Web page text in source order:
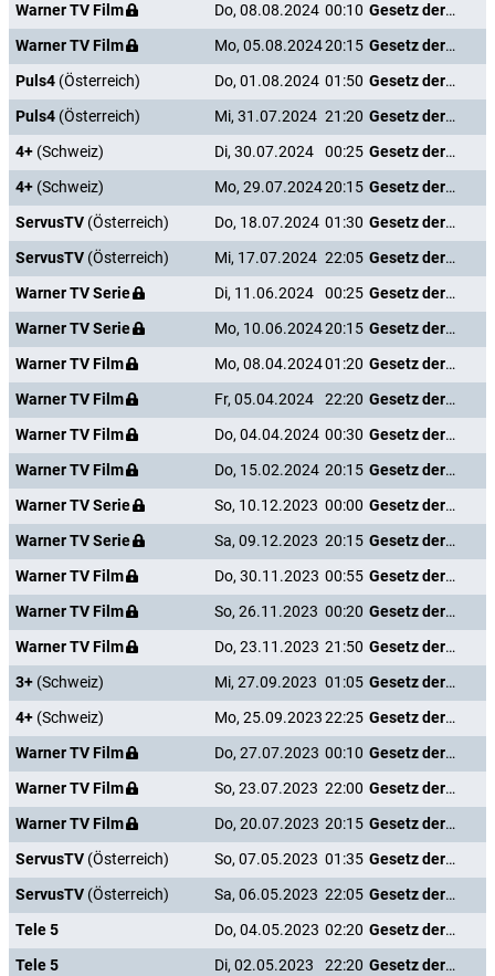
Warner TV Film
Do, 08.08.2024 00:10
Gesetz der Rache
Warner TV Film
Mo, 05.08.202420:15
Gesetz der Rache
Puls4 (Österreich) Do, 01.08.2024 01:50
Gesetz der Rache
Puls4 (Österreich) Mi, 31.07.2024 21:20
Gesetz der Rache
4+ (Schweiz) Di, 30.07.2024 00:25
Gesetz der Rache
4+ (Schweiz) Mo, 29.07.202420:15
Gesetz der Rache
ServusTV (Österreich) Do, 18.07.2024 01:30
Gesetz der Rache
ServusTV (Österreich) Mi, 17.07.2024 22:05
Gesetz der Rache
Warner TV Serie
Di, 11.06.2024 00:25
Gesetz der Rache
Warner TV Serie
Mo, 10.06.202420:15
Gesetz der Rache
Warner TV Film
Mo, 08.04.202401:20
Gesetz der Rache
Warner TV Film
Fr, 05.04.2024 22:20
Gesetz der Rache
Warner TV Film
Do, 04.04.2024 00:30
Gesetz der Rache
Warner TV Film
Do, 15.02.2024 20:15
Gesetz der Rache
Warner TV Serie
So, 10.12.2023 00:00
Gesetz der Rache
Warner TV Serie
Sa, 09.12.2023 20:15
Gesetz der Rache
Warner TV Film
Do, 30.11.2023 00:55
Gesetz der Rache
Warner TV Film
So, 26.11.2023 00:20
Gesetz der Rache
Warner TV Film
Do, 23.11.2023 21:50
Gesetz der Rache
3+ (Schweiz) Mi, 27.09.2023 01:05
Gesetz der Rache
4+ (Schweiz) Mo, 25.09.202322:25
Gesetz der Rache
Warner TV Film
Do, 27.07.2023 00:10
Gesetz der Rache
Warner TV Film
So, 23.07.2023 22:00
Gesetz der Rache
Warner TV Film
Do, 20.07.2023 20:15
Gesetz der Rache
ServusTV (Österreich) So, 07.05.2023 01:35
Gesetz der Rache
ServusTV (Österreich) Sa, 06.05.2023 22:05
Gesetz der Rache
Tele 5
Do, 04.05.2023 02:20
Gesetz der Rache
Tele 5
Di, 02.05.2023 22:20
Gesetz der Rache